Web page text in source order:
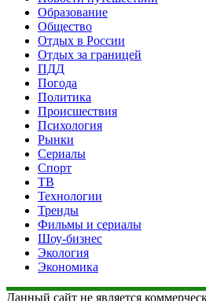
Образование
Общество
Отдых в России
Отдых за границей
ПДД
Погода
Политика
Происшествия
Психология
Рынки
Сериалы
Спорт
ТВ
Технологии
Тренды
Фильмы и сериалы
Шоу-бизнес
Экология
Экономика
Данный сайт не является